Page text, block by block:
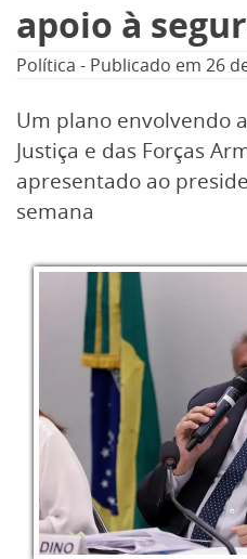
Nacional
Informe especial
apoio à
Política - Publicado em 26
Um plano envolvendo
Justiça e das Forças
apresentado ao
semana